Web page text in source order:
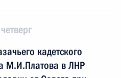
кадетского
М.И.Платова в ЛНР